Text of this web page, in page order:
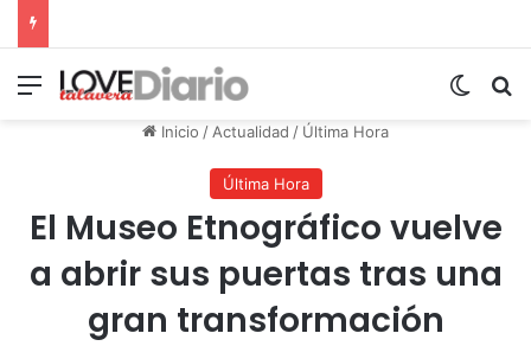
Menú
Inicio /Actualidad / Última Hora
Última Hora
El Museo Etnográfico vuelve
a abrir sus puertas tras una
gran transformación